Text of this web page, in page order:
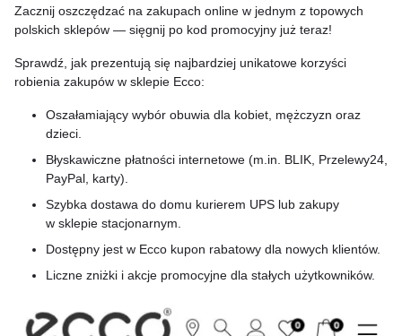
Zacznij oszczędzać na zakupach online w jednym z topowych
polskich sklepów — sięgnij po kod promocyjny już teraz!
Sprawdź, jak prezentują się najbardziej unikatowe korzyści
robienia zakupów w sklepie Ecco:
Oszałamiający wybór obuwia dla kobiet, mężczyzn oraz
dzieci.
Błyskawiczne płatności internetowe (m.in. BLIK, Przelewy24,
PayPal, karty).
Szybka dostawa do domu kurierem UPS lub zakupy
w sklepie stacjonarnym.
Dostępny jest w Ecco kupon rabatowy dla nowych klientów.
Liczne zniżki i akcje promocyjne dla stałych użytkowników.